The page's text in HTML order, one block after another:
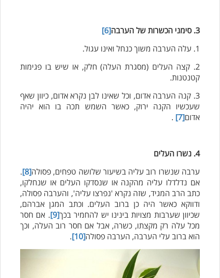
3. סימני הכשרות של הערבה
[6]
1. עלה הערבה משוך כנחל ואינו עגול.
2. קצה העלים (מסגרת העלה) חלק, או שיש בו פגימות
קטנטנות.
3. קנה הערבה אדום, וכל שאינו לבן נקרא אדום, כיוון שאף
שעכשיו הקנה ירוק, כאשר השמש תכה בו הוא יהיה
אדום[7]
.
4. נשרו העלים
ערבה שנשרו רוב עליה בשיעור שלושה טפחים, פסולה[8]
.
אם נדלדלו עליה מהקנה או שנסדקו העלים או שנחלקו,
כתב הרב המגיד, שזה נקרא 'נפרצו עליה', והערבה פסולה,
ודווקא כאשר היה כן ברוב העלים. וכתב המגן אברהם,
שכיוון שערבות מצויות בינינו יש להחמיר בכך[9]
. אם חסר
מכל עלה רק מקצתו, כשרה, אבל אם חסר רוב העלה, וכך
הוא ברוב עלי הערבה, הערבה פסולה[10]
.